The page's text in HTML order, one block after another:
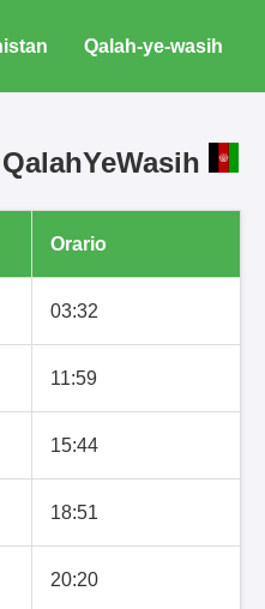
Qalah-ye-wasih
Orario
03:32
11:59
15:44
18:51
20:20